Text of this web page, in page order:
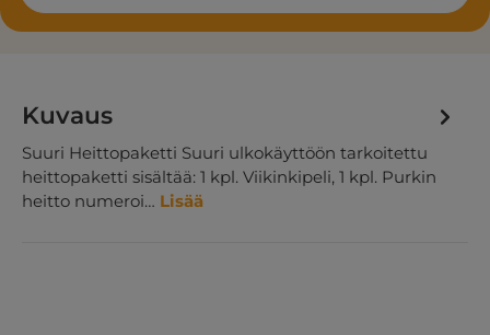
Kuvaus
Suuri Heittopaketti Suuri ulkokäyttöön tarkoitettu
heittopaketti sisältää: 1 kpl. Viikinkipeli, 1 kpl. Purkin
heitto numeroi… Lisää